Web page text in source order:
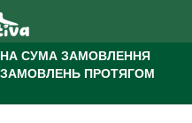
СУМА ЗАМОВЛЕННЯ
ЗАМОВЛЕНЬ ПРОТЯГОМ